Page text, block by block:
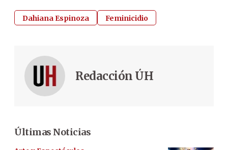
Dahiana Espinoza Feminicidio
Redacción ÚH
Últimas Noticias